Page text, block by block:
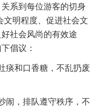
系到每位游客的切身
文明程度、促进社会文
社会风尚的有效途
倡议：
痰和口香糖，不乱扔废
闹，排队遵守秩序，不